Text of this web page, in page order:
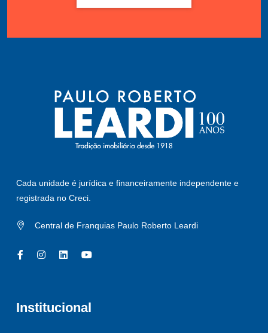
Cada unidade é jurídica e financeiramente independente e
registrada no Creci.
Central de Franquias Paulo Roberto Leardi
Institucional